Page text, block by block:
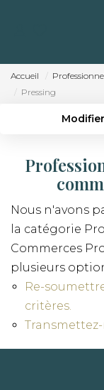
Accueil
Pressing
Plus de
Nous n'avons
la catégorie
Commerces
plusieurs
Re-
critères.